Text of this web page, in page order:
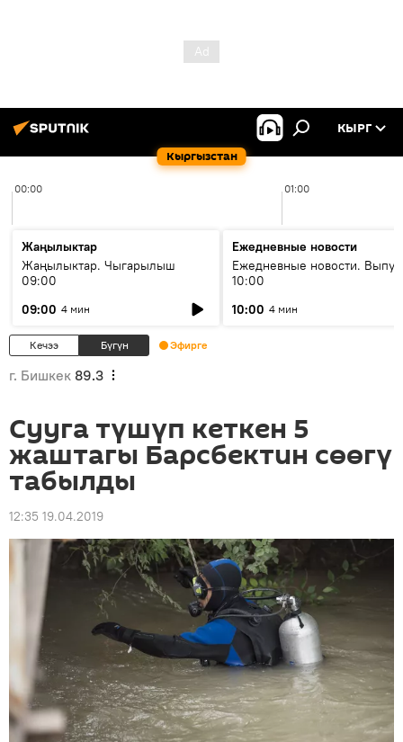
Кыргызстан
КЫРГ
00:00 01:00
Жаңылыктар
Жаңылыктар. Чыгарылыш
09:00
09:00 4 мин
Ежедневные новости
Ежедневные новости.
10:00
10:00 4 мин
Кечээ Бүгүн Эфирге
г. Бишкек 89.3
Сууга түшүп кеткен 5
жаштагы Барсбектин сөөгү
табылды
12:35 19.04.2019